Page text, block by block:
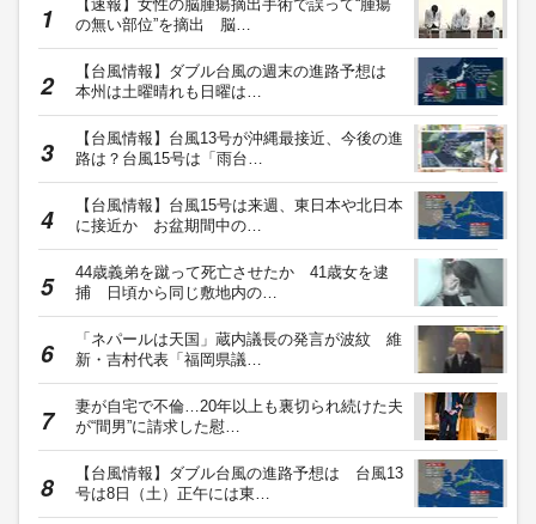
【速報】女性の脳腫瘍摘出手術で誤って“腫瘍
の無い部位”を摘出 脳…
【台風情報】ダブル台風の週末の進路予想は
本州は土曜晴れも日曜は…
【台風情報】台風13号が沖縄最接近、今後の進
路は？台風15号は「雨台…
【台風情報】台風15号は来週、東日本や北日本
に接近か お盆期間中の…
44歳義弟を蹴って死亡させたか 41歳女を逮
捕 日頃から同じ敷地内の…
「ネパールは天国」蔵内議長の発言が波紋 維
新・吉村代表「福岡県議…
妻が自宅で不倫…20年以上も裏切られ続けた夫
が“間男”に請求した慰…
【台風情報】ダブル台風の進路予想は 台風13
号は8日（土）正午には東…